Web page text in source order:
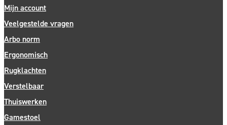
Mijn account
Veelgestelde vragen
Arbo norm
Ergonomisch
Rugklachten
Verstelbaar
Thuiswerken
Gamestoel